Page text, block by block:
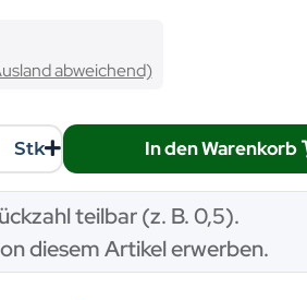
abweichend)
Stk In den Warenkorb
teilbar (z. B. 0,5).
diesem Artikel erwerben.